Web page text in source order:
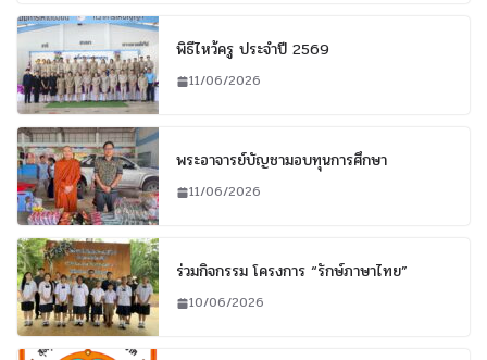
พิธีไหว้ครู ประจำปี 2569
11/06/2026
พระอาจารย์บัญชามอบทุนการศึกษา
11/06/2026
ร่วมกิจกรรม โครงการ “รักษ์ภาษาไทย”
10/06/2026